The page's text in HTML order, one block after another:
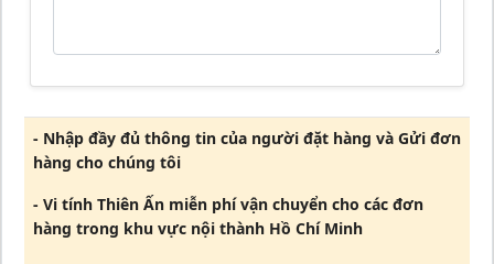
- Nhập đầy đủ thông tin của người đặt hàng và Gửi đơn
hàng cho chúng tôi
- Vi tính Thiên Ấn miễn phí vận chuyển cho các đơn
hàng trong khu vực nội thành Hồ Chí Minh